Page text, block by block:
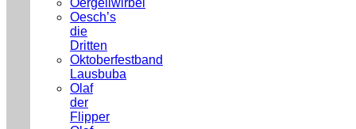
Oergeliwirbel
Oesch’s
die
Dritten
Oktoberfestband
Lausbuba
Olaf
der
Flipper